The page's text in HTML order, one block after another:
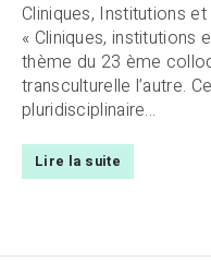
Cliniques, Institutions
« Cliniques, institutions
thème du 23 ème
transculturelle l’autre.
pluridisciplinaire...
Lire la suite